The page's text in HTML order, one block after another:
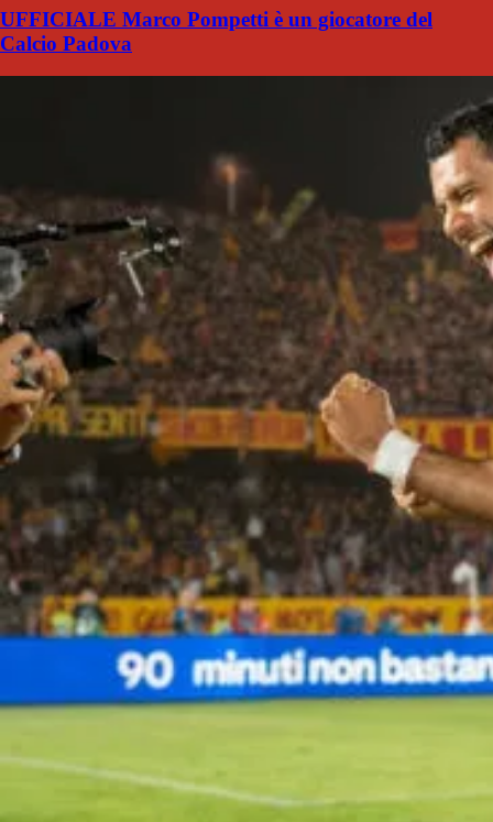
UFFICIALE Marco Pompetti è un giocatore del
Calcio Padova